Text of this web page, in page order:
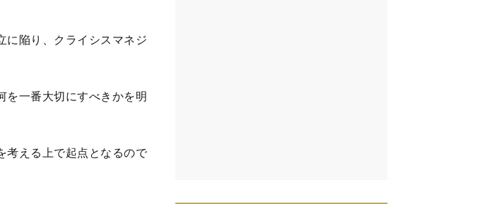
陥り、クライシスマネジ
一番大切にすべきかを明
考える上で起点となるので